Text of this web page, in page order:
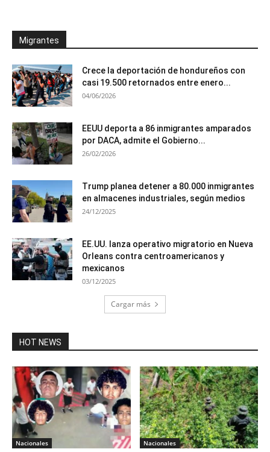
Migrantes
Crece la deportación de hondureños con
casi 19.500 retornados entre enero...
04/06/2026
EEUU deporta a 86 inmigrantes amparados
por DACA, admite el Gobierno...
26/02/2026
Trump planea detener a 80.000 inmigrantes
en almacenes industriales, según medios
24/12/2025
EE.UU. lanza operativo migratorio en Nueva
Orleans contra centroamericanos y
mexicanos
03/12/2025
Cargar más
HOT NEWS
Nacionales Nacionales